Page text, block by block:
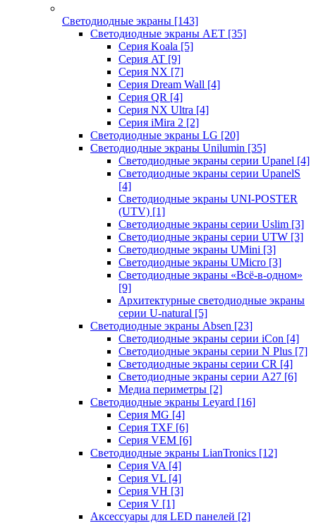
Светодиодные экраны [143]
Светодиодные экраны AET [35]
Cерия Koala [5]
Серия AT [9]
Серия NX [7]
Серия Dream Wall [4]
Серия QR [4]
Серия NX Ultra [4]
Серия iMira 2 [2]
Светодиодные экраны LG [20]
Светодиодные экраны Unilumin [35]
Светодиодные экраны серии Upanel [4]
Светодиодные экраны серии UpanelS
[4]
Светодиодные экраны UNI-POSTER
(UTV) [1]
Светодиодные экраны серии Uslim [3]
Светодиодные экраны серии UTW [3]
Светодиодные экраны UMini [3]
Светодиодные экраны UMicro [3]
Светодиодные экраны «Всё-в-одном»
[9]
Архитектурные светодиодные экраны
серии U-natural [5]
Светодиодные экраны Absen [23]
Светодиодные экраны серии iCon [4]
Светодиодные экраны серии N Plus [7]
Светодиодные экраны серии CR [4]
Светодиодные экраны серии А27 [6]
Медиа периметры [2]
Светодиодные экраны Leyard [16]
Серия MG [4]
Серия TXF [6]
Серия VEM [6]
Светодиодные экраны LianTronics [12]
Серия VA [4]
Серия VL [4]
Серия VH [3]
Серия V [1]
Аксессуары для LED панелей [2]